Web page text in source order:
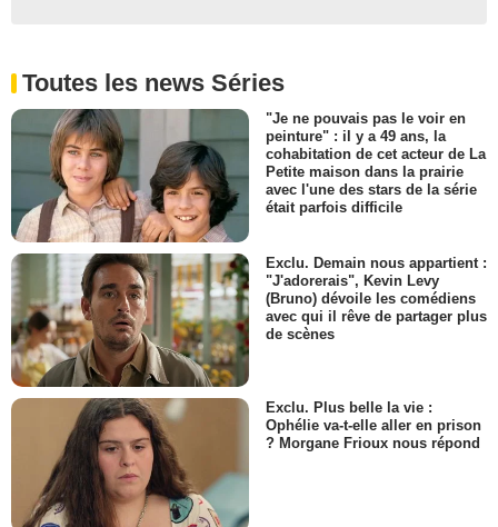
Toutes les news Séries
"Je ne pouvais pas le voir en
peinture" : il y a 49 ans, la
cohabitation de cet acteur de La
Petite maison dans la prairie
avec l'une des stars de la série
était parfois difficile
Exclu. Demain nous appartient :
"J'adorerais", Kevin Levy
(Bruno) dévoile les comédiens
avec qui il rêve de partager plus
de scènes
Exclu. Plus belle la vie :
Ophélie va-t-elle aller en prison
? Morgane Frioux nous répond